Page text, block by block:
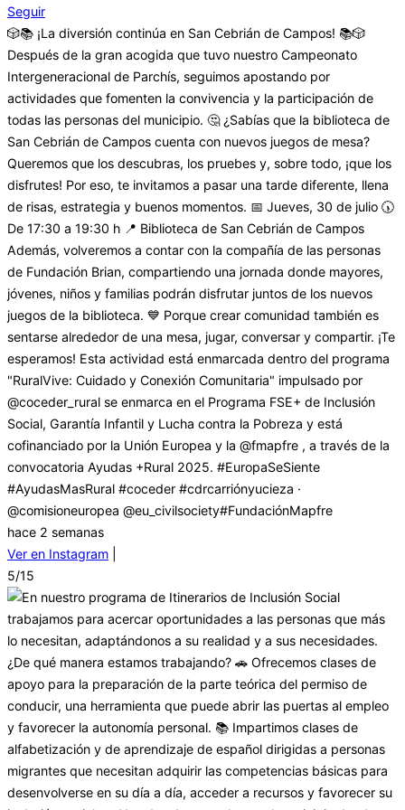
Seguir
🎲📚 ¡La diversión continúa en San Cebrián de Campos! 📚🎲
Después de la gran acogida que tuvo nuestro Campeonato
Intergeneracional de Parchís, seguimos apostando por
actividades que fomenten la convivencia y la participación de
todas las personas del municipio. 🤔 ¿Sabías que la biblioteca de
San Cebrián de Campos cuenta con nuevos juegos de mesa?
Queremos que los descubras, los pruebes y, sobre todo, ¡que los
disfrutes! Por eso, te invitamos a pasar una tarde diferente, llena
de risas, estrategia y buenos momentos. 📅 Jueves, 30 de julio 🕠
De 17:30 a 19:30 h 📍 Biblioteca de San Cebrián de Campos
Además, volveremos a contar con la compañía de las personas
de Fundación Brian, compartiendo una jornada donde mayores,
jóvenes, niños y familias podrán disfrutar juntos de los nuevos
juegos de la biblioteca. 💙 Porque crear comunidad también es
sentarse alrededor de una mesa, jugar, conversar y compartir. ¡Te
esperamos! Esta actividad está enmarcada dentro del programa
"RuralVive: Cuidado y Conexión Comunitaria" impulsado por
@coceder_rural se enmarca en el Programa FSE+ de Inclusión
Social, Garantía Infantil y Lucha contra la Pobreza y está
cofinanciado por la Unión Europea y la @fmapfre , a través de la
convocatoria Ayudas +Rural 2025. #EuropaSeSiente
#AyudasMasRural #coceder #cdrcarriónyucieza ·
@comisioneuropea @eu_civilsociety#FundaciónMapfre
hace 2 semanas
Ver en Instagram
5/15